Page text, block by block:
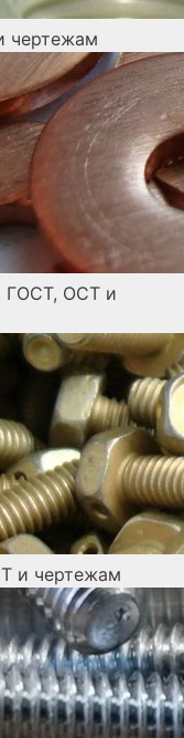
чертежам
ГОСТ, ОСТ и
и чертежам